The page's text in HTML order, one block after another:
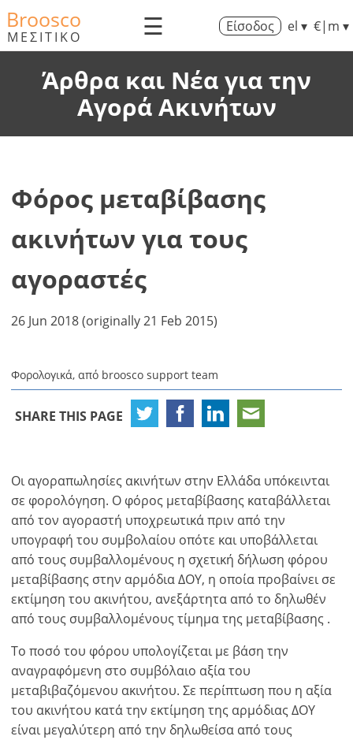
Broosco
ΜΕΣΙΤΙΚΟ ☰ Είσοδος el ▾ €|m ▾
Άρθρα και Νέα για την
Αγορά Ακινήτων
Φόρος μεταβίβασης
ακινήτων για τους
αγοραστές
26 Jun 2018 (originally 21 Feb 2015)
Φορολογικά, από broosco support team
SHARE THIS PAGE
Οι αγοραπωλησίες ακινήτων στην Ελλάδα υπόκεινται
σε φορολόγηση. Ο φόρος μεταβίβασης καταβάλλεται
από τον αγοραστή υποχρεωτικά πριν από την
υπογραφή του συμβολαίου οπότε και υποβάλλεται
από τους συμβαλλομένους η σχετική δήλωση φόρου
μεταβίβασης στην αρμόδια ΔΟΥ, η οποία προβαίνει σε
εκτίμηση του ακινήτου, ανεξάρτητα από το δηλωθέν
από τους συμβαλλομένους τίμημα της μεταβίβασης .
Το ποσό του φόρου υπολογίζεται με βάση την
αναγραφόμενη στο συμβόλαιο αξία του
μεταβιβαζόμενου ακινήτου. Σε περίπτωση που η αξία
του ακινήτου κατά την εκτίμηση της αρμόδιας ΔΟΥ
είναι μεγαλύτερη από την δηλωθείσα από τους